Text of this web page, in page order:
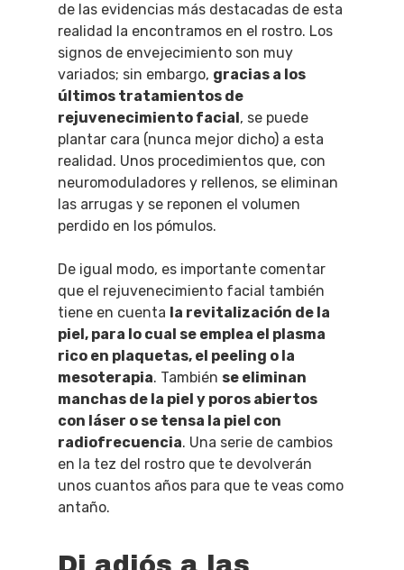
de las evidencias más destacadas de esta
realidad la encontramos en el rostro. Los
signos de envejecimiento son muy
variados; sin embargo, gracias a los
últimos tratamientos de
rejuvenecimiento facial, se puede
plantar cara (nunca mejor dicho) a esta
realidad. Unos procedimientos que, con
neuromoduladores y rellenos, se eliminan
las arrugas y se reponen el volumen
perdido en los pómulos.
De igual modo, es importante comentar
que el rejuvenecimiento facial también
tiene en cuenta la revitalización de la
piel, para lo cual se emplea el plasma
rico en plaquetas, el peeling o la
mesoterapia. También se eliminan
manchas de la piel y poros abiertos
con láser o se tensa la piel con
radiofrecuencia. Una serie de cambios
en la tez del rostro que te devolverán
unos cuantos años para que te veas como
antaño.